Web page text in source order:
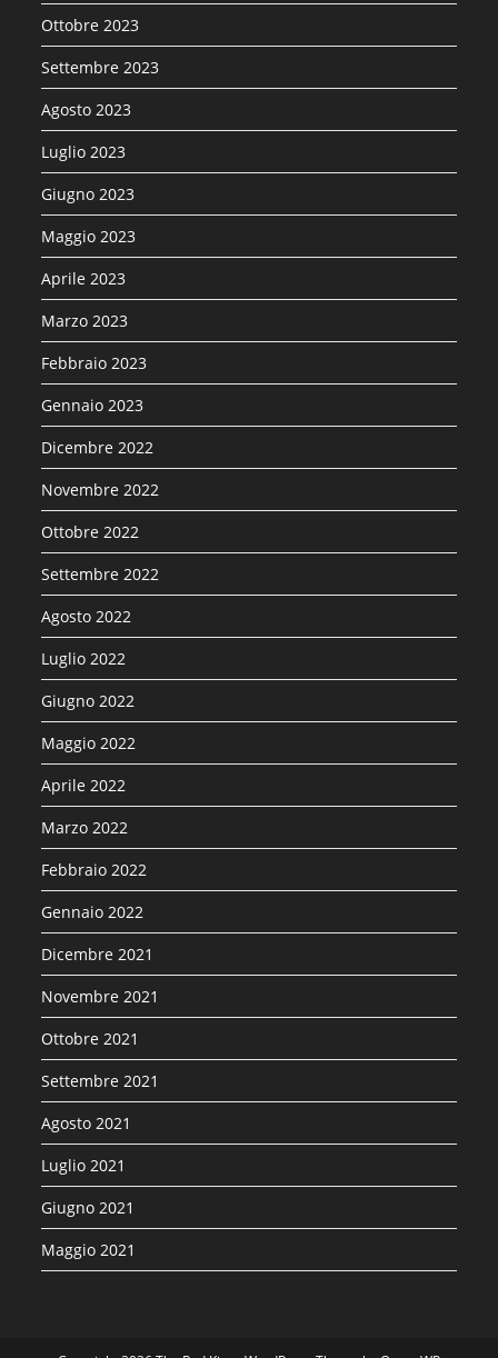
Ottobre 2023
Settembre 2023
Agosto 2023
Luglio 2023
Giugno 2023
Maggio 2023
Aprile 2023
Marzo 2023
Febbraio 2023
Gennaio 2023
Dicembre 2022
Novembre 2022
Ottobre 2022
Settembre 2022
Agosto 2022
Luglio 2022
Giugno 2022
Maggio 2022
Aprile 2022
Marzo 2022
Febbraio 2022
Gennaio 2022
Dicembre 2021
Novembre 2021
Ottobre 2021
Settembre 2021
Agosto 2021
Luglio 2021
Giugno 2021
Maggio 2021